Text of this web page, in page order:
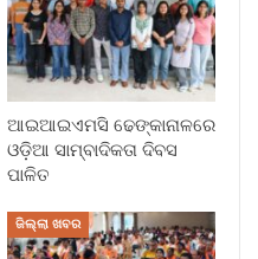
ଆଇଆଇଏମସି ଢେଙ୍କାନାଳରେ
ଓଡ଼ିଆ ସାମ୍ବାଦିକତା ଦିବସ
ପାଳିତ
ଜିଲ୍ଲା ଖବର